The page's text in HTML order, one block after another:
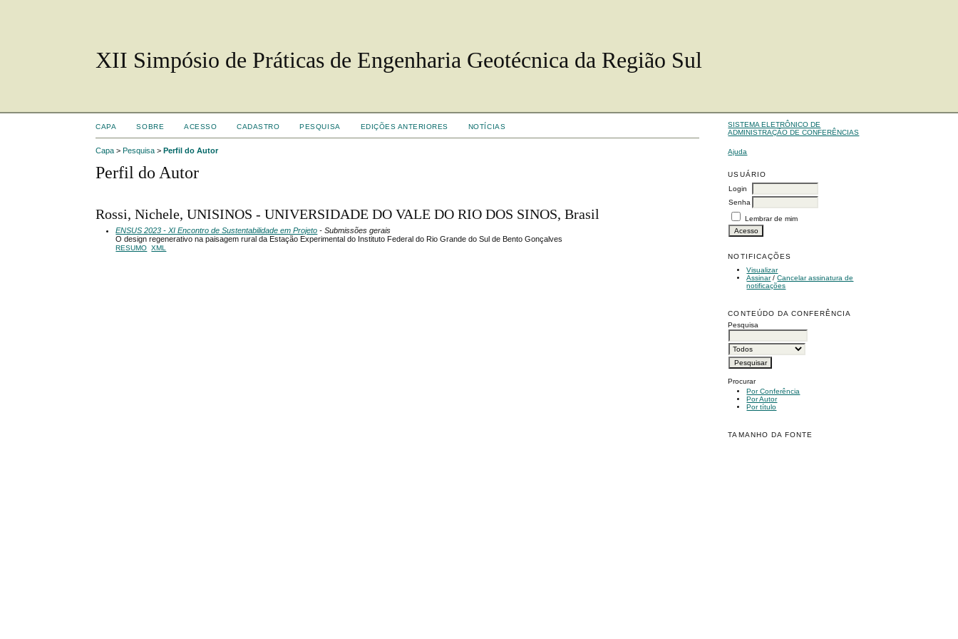
XII Simpósio de Práticas de Engenharia Geotécnica da Região Sul
SISTEMA ELETRÔNICO DE
ADMINISTRAÇÃO DE CONFERÊNCIAS
Ajuda
USUÁRIO
Login
Senha
Lembrar de mim
NOTIFICAÇÕES
Visualizar
Assinar/Cancelar assinatura de
notificações
CONTEÚDO DA CONFERÊNCIA
Pesquisa
Procurar
Por Conferência
Por Autor
Por título
TAMANHO DA FONTE
CAPA SOBRE ACESSO CADASTRO PESQUISA EDIÇÕES ANTERIORES NOTÍCIAS
Capa >Pesquisa >Perfil do Autor
Perfil do Autor
Rossi, Nichele, UNISINOS - UNIVERSIDADE DO VALE DO RIO DOS SINOS, Brasil
ENSUS 2023 - XI Encontro de Sustentabilidade em Projeto - Submissões gerais
O design regenerativo na paisagem rural da Estação Experimental do Instituto Federal do Rio Grande do Sul de Bento Gonçalves
RESUMO XML